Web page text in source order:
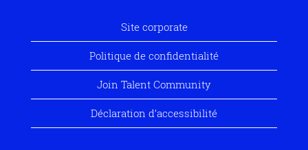
Site corporate
Politique de confidentialité
Join Talent Community
Déclaration d’accessibilité